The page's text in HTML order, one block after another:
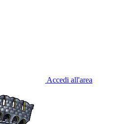
Accedi all'area